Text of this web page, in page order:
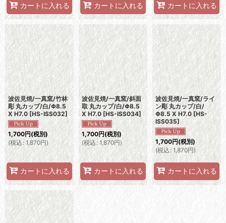
カートに入れる カートに入れる カートに入れる
波佐見焼/一真窯/竹林
彫 丸カップ/白/Φ8.5
X H7.0 [HS-ISS032]
1,700円(税別)
(税込: 1,870円)
カートに入れる
波佐見焼/一真窯/斜面
取 丸カップ/白/Φ8.5
X H7.0 [HS-ISS034]
1,700円(税別)
(税込: 1,870円)
カートに入れる
波佐見焼/一真窯/ライ
ン彫 丸カップ/白/
Φ8.5 X H7.0 [HS-
ISS035]
1,700円(税別)
(税込: 1,870円)
カートに入れる